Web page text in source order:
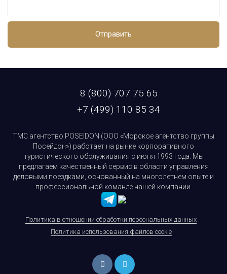
Отправить
8 (800) 707 75 65
+7 (499) 110 85 34
ТМС агентство POSEIDON (ООО «Морское агентство группы
Посейдон») работает на рынке корпоративного
туристического обслуживания с июня 1993 года. Мы
предлагаем качественный сервис в области управления
деловыми поездками, основанный на многолетнем опыте и
профессиональной команде нашей компании.
Политика в отношении обработки персональных данных
Политика использования файлов cookie